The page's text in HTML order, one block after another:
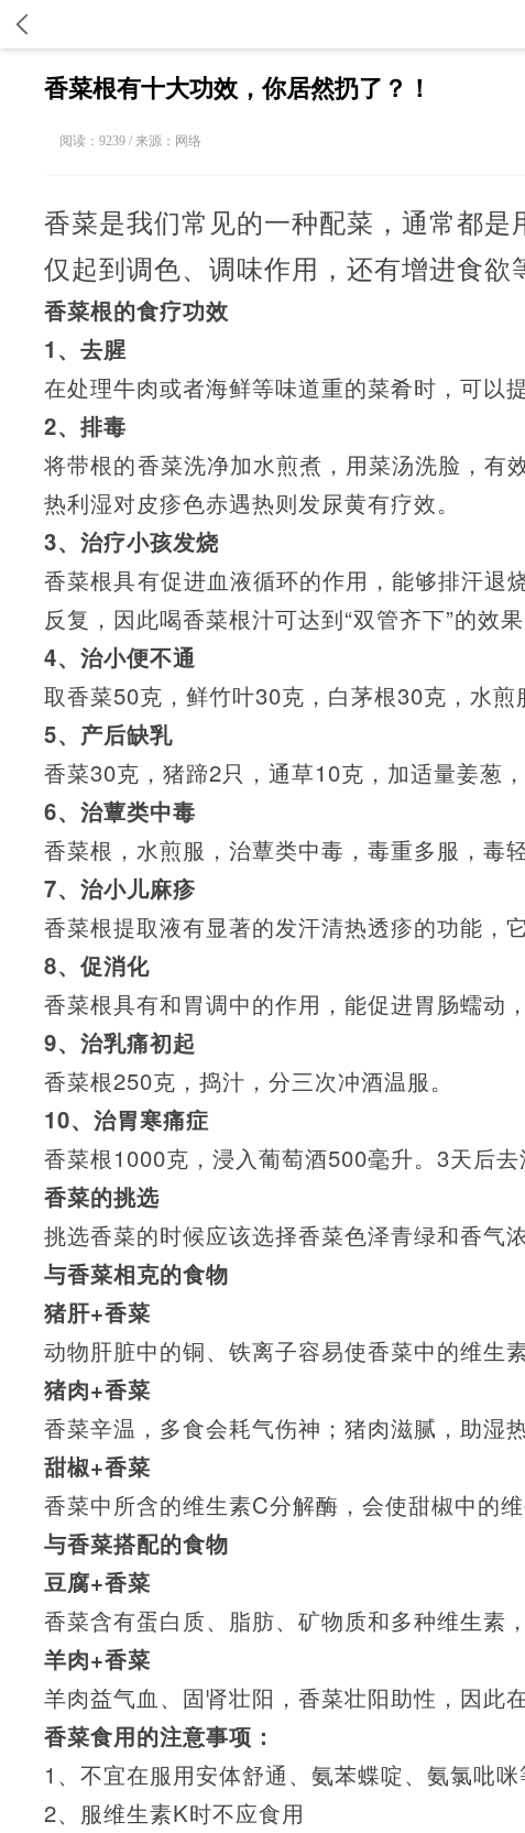
香菜根有十大功效，你居然扔了？！
阅读：9239 / 来源：网络
香菜是我们常见的一种配菜，通常都
仅起到调色、调味作用，还有增进食
香菜根的食疗功效
1、去腥
在处理牛肉或者海鲜等味道重的菜肴时，可以
2、排毒
将带根的香菜洗净加水煎煮，用菜汤洗脸，有
热利湿对皮疹色赤遇热则发尿黄有疗效。
3、治疗小孩发烧
香菜根具有促进血液循环的作用，能够排汗退
反复，因此喝香菜根汁可达到“双管齐下”的效果
4、治小便不通
取香菜50克，鲜竹叶30克，白茅根30克，水煎
5、产后缺乳
香菜30克，猪蹄2只，通草10克，加适量姜葱
6、治蕈类中毒
香菜根，水煎服，治蕈类中毒，毒重多服，毒轻
7、治小儿麻疹
香菜根提取液有显著的发汗清热透疹的功能，
8、促消化
香菜根具有和胃调中的作用，能促进胃肠蠕动
9、治乳痛初起
香菜根250克，捣汁，分三次冲酒温服。
10、治胃寒痛症
香菜根1000克，浸入葡萄酒500毫升。3天后去
香菜的挑选
挑选香菜的时候应该选择香菜色泽青绿和香气
与香菜相克的食物
猪肝+香菜
动物肝脏中的铜、铁离子容易使香菜中的维生
猪肉+香菜
香菜辛温，多食会耗气伤神；猪肉滋腻，助湿
甜椒+香菜
香菜中所含的维生素C分解酶，会使甜椒中的
与香菜搭配的食物
豆腐+香菜
香菜含有蛋白质、脂肪、矿物质和多种维生素
羊肉+香菜
羊肉益气血、固肾壮阳，香菜壮阳助性，因此
香菜食用的注意事项：
1、不宜在服用安体舒通、氨苯蝶啶、氨氯吡
2、服维生素K时不应食用